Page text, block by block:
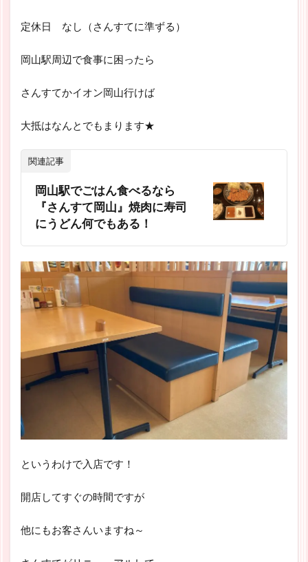
定休日 なし（さんすてに準ずる）
岡山駅周辺で食事に困ったら
さんすてかイオン岡山行けば
大抵はなんとでもまります★
関連記事
岡山駅でごはん食べるなら
『さんすて岡山』焼肉に寿司
にうどん何でもある！
というわけで入店です！
開店してすぐの時間ですが
他にもお客さんいますね～